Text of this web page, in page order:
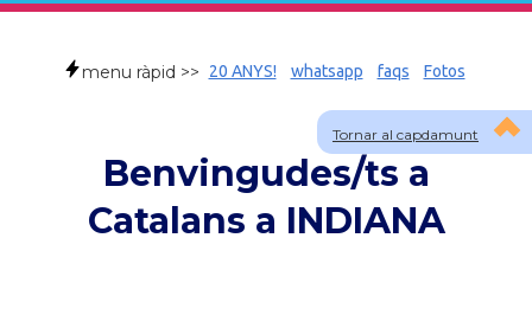
Tornar al capdamunt
menu ràpid >> 20 ANYS! whatsapp faqs Fotos
Benvingudes/ts a
Catalans a INDIANA